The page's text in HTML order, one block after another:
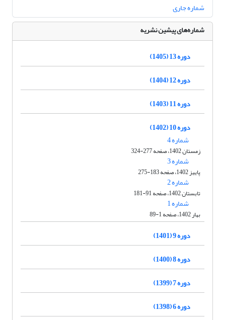
شماره جاری
شماره‌های پیشین نشریه
دوره 13 (1405)
دوره 12 (1404)
دوره 11 (1403)
دوره 10 (1402)
شماره 4
زمستان 1402، صفحه 277-324
شماره 3
پاییز 1402، صفحه 183-275
شماره 2
تابستان 1402، صفحه 91-181
شماره 1
بهار 1402، صفحه 1-89
دوره 9 (1401)
دوره 8 (1400)
دوره 7 (1399)
دوره 6 (1398)